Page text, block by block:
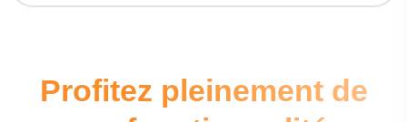
Profitez pleinement de